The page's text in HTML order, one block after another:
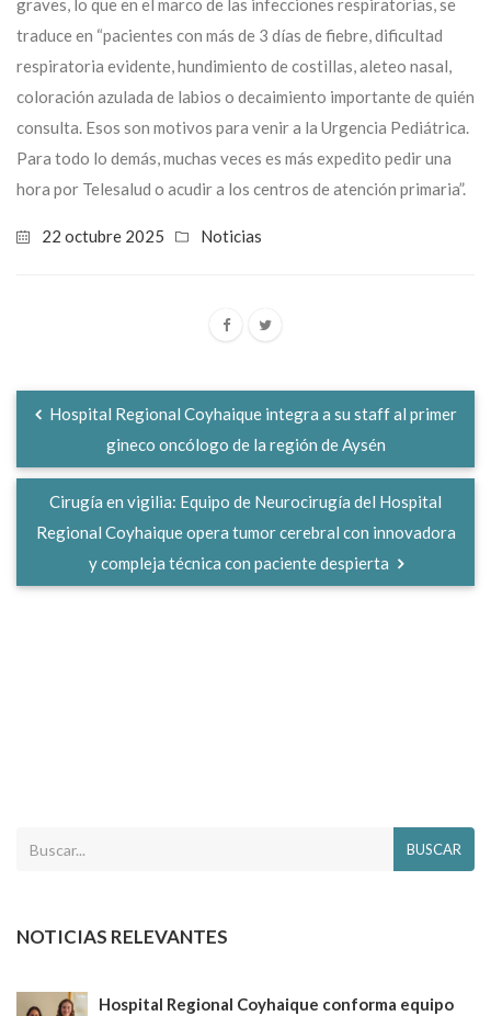
graves, lo que en el marco de las infecciones respiratorias, se
traduce en “pacientes con más de 3 días de fiebre, dificultad
respiratoria evidente, hundimiento de costillas, aleteo nasal,
coloración azulada de labios o decaimiento importante de quién
consulta. Esos son motivos para venir a la Urgencia Pediátrica.
Para todo lo demás, muchas veces es más expedito pedir una
hora por Telesalud o acudir a los centros de atención primaria”.
22 octubre 2025 Noticias
Hospital Regional Coyhaique integra a su staff al primer
gineco oncólogo de la región de Aysén
Cirugía en vigilia: Equipo de Neurocirugía del Hospital
Regional Coyhaique opera tumor cerebral con innovadora
y compleja técnica con paciente despierta
BUSCAR
NOTICIAS RELEVANTES
Hospital Regional Coyhaique conforma equipo